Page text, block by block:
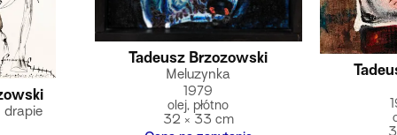
drapie
Tadeusz Brzozowski
Meluzynka
1979
olej, płótno
32 × 33 cm